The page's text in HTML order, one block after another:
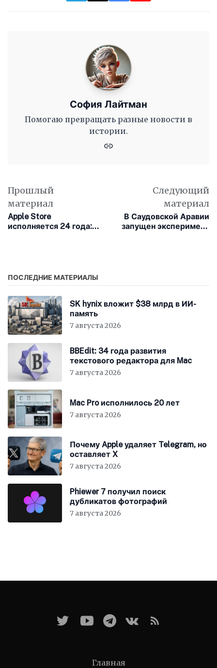
София Лайтман
Помогаю превращать разные новости в
истории.
Прошлый
материал
Apple Store
исполняется 24 года:
Следующий
материал
В Саудовской Аравии
запущен эксперимент
ПОСЛЕДНИЕ МАТЕРИАЛЫ
SK hynix вложит $38 млрд в ИИ-
память
7 августа 2026
BBEdit: 34 года развития
текстового редактора для Mac
7 августа 2026
Mac Pro исполнилось 20 лет
7 августа 2026
Почему Apple удаляет Telegram, но
оставляет X
7 августа 2026
Phiewer 7 получил поиск
дубликатов фотографий
7 августа 2026
Главная